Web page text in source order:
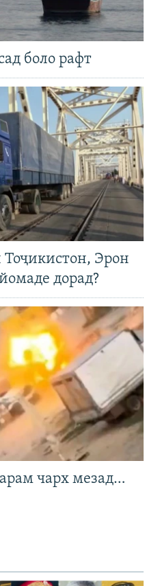
боло рафт
Эрон
дорад?
чарх мезад…